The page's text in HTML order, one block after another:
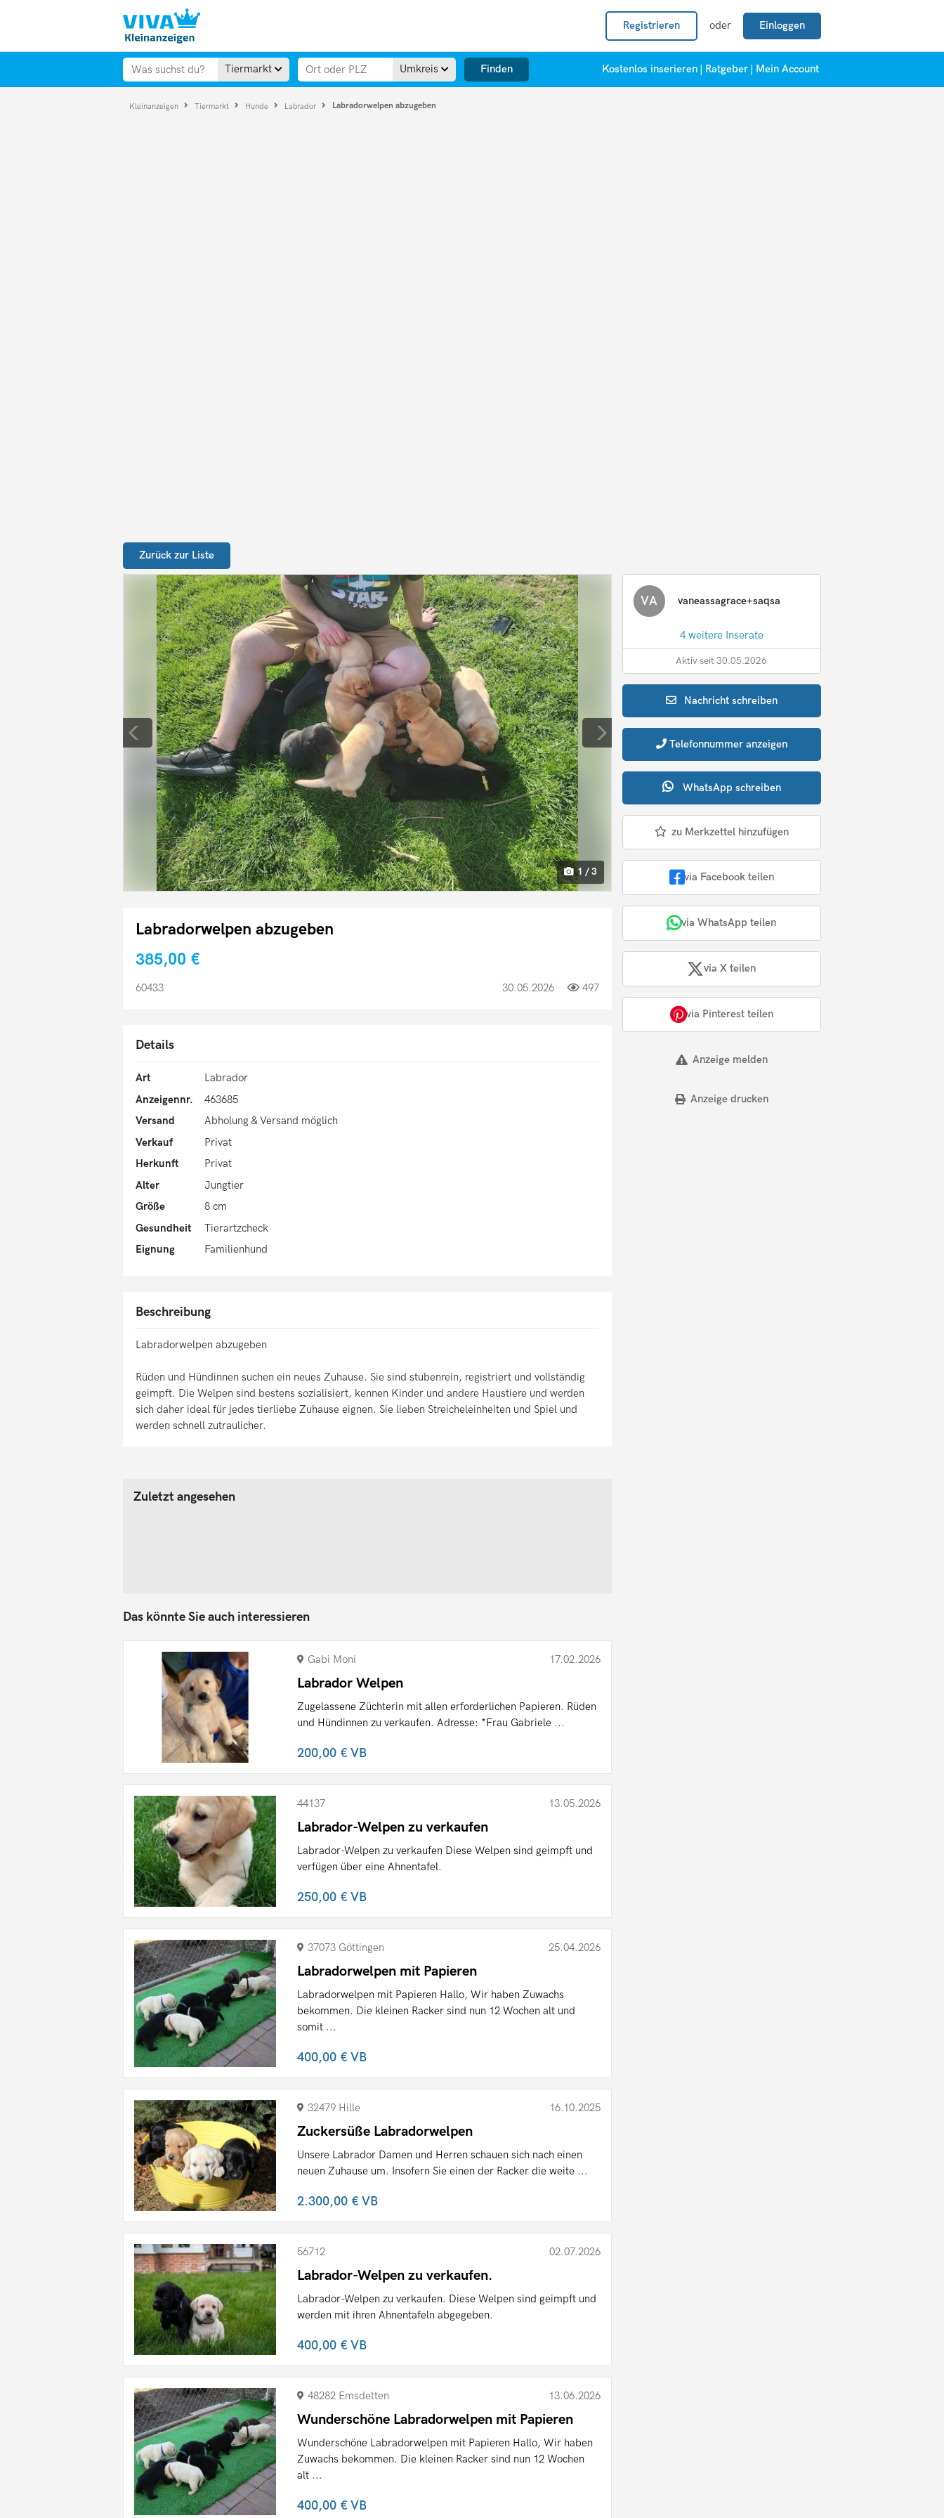
Registrieren oder Einloggen
Tiermarkt Umkreis Finden Kostenlos inserieren Ratgeber Mein Account
Kleinanzeigen Tiermarkt Hunde Labrador Labradorwelpen abzugeben
Zurück zur Liste
1 / 3
Labradorwelpen abzugeben
385,00 €
60433 30.05.2026 497
Details
Art
Labrador
Anzeigennr.
463685
Versand
Abholung & Versand möglich
Verkauf
Privat
Herkunft
Privat
Alter
Jungtier
Größe
8 cm
Gesundheit
Tierartzcheck
Eignung
Familienhund
Beschreibung
Labradorwelpen abzugeben
Rüden und Hündinnen suchen ein neues Zuhause. Sie sind stubenrein, registriert und vollständig
geimpft. Die Welpen sind bestens sozialisiert, kennen Kinder und andere Haustiere und werden
sich daher ideal für jedes tierliebe Zuhause eignen. Sie lieben Streicheleinheiten und Spiel und
werden schnell zutraulicher.
VA vaneassagrace+saqsa
4 weitere Inserate
Aktiv seit 30.05.2026
Nachrichtschreiben
Telefonnummer anzeigen
WhatsApp schreiben
zu Merkzettel hinzufügen
via Facebook teilen
via WhatsApp teilen
via X teilen
via Pinterest teilen
Anzeige melden
Anzeige drucken
Zuletzt angesehen
Das könnte Sie auch interessieren
Gabi Moni 17.02.2026
Labrador Welpen
Zugelassene Züchterin mit allen erforderlichen Papieren. Rüden
und Hündinnen zu verkaufen. Adresse: *Frau Gabriele ...
200,00 €VB
44137 13.05.2026
Labrador-Welpen zu verkaufen
Labrador-Welpen zu verkaufen Diese Welpen sind geimpft und
verfügen über eine Ahnentafel.
250,00 €VB
37073 Göttingen 25.04.2026
Labradorwelpen mit Papieren
Labradorwelpen mit Papieren Hallo, Wir haben Zuwachs
bekommen. Die kleinen Racker sind nun 12 Wochen alt und
somit ...
400,00 €VB
32479 Hille 16.10.2025
Zuckersüße Labradorwelpen
Unsere Labrador Damen und Herren schauen sich nach einen
neuen Zuhause um. Insofern Sie einen der Racker die weite ...
2.300,00 €VB
56712 02.07.2026
Labrador-Welpen zu verkaufen.
Labrador-Welpen zu verkaufen. Diese Welpen sind geimpft und
werden mit ihren Ahnentafeln abgegeben.
400,00 €VB
48282 Emsdetten 13.06.2026
Wunderschöne Labradorwelpen mit Papieren
Wunderschöne Labradorwelpen mit Papieren Hallo, Wir haben
Zuwachs bekommen. Die kleinen Racker sind nun 12 Wochen
alt ...
400,00 €VB